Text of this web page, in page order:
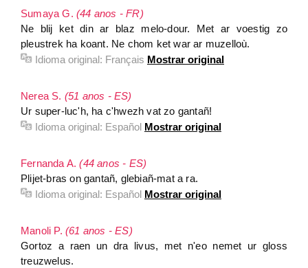
Sumaya G. (44 anos - FR)
Ne blij ket din ar blaz melo-dour. Met ar voestig zo
pleustrek ha koant. Ne chom ket war ar muzelloù.
Idioma original: Français Mostrar original
Nerea S. (51 anos - ES)
Ur super-luc'h, ha c'hwezh vat zo gantañ!
Idioma original: Español Mostrar original
Fernanda A.(44 anos - ES)
Plijet-bras on gantañ, glebiañ-mat a ra.
Idioma original: Español Mostrar original
Manoli P. (61 anos - ES)
Gortoz a raen un dra livus, met n'eo nemet ur gloss
treuzwelus.